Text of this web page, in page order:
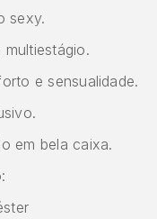
sexy.
multiestágio.
e sensualidade.
em bela caixa.